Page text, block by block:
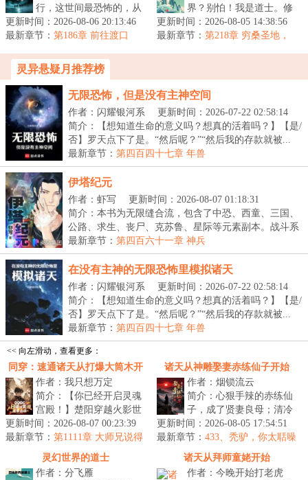
行，这世间最恐怖的，从
来都不是鬼……...
更新时间：2026-08-06 20:13:46
最新章节： 第186章 前往渡口
界？别怕！我是道士。修
道抓鬼、镇尸降妖，斩诸
天妖魔鬼怪。炼丹符箓、
更新时间：2026-08-05 14:38:56
最新章节： 第218章 穷桑圣地，
灵异悬疑月推荐榜
无限恐怖，但是没有主神空间
作者：闪耀银河系
更新时间：2026-07-22 02:58:14
简介：【想知道生命的意义吗？想真的活着吗？】【是/
否】罗天点下了是。“然后呢？”“然后我的存款就被...
最新章节： 第四百四十七章 年兽
伊塔纪元
作者：虾写
更新时间：2026-08-07 01:18:31
简介：本书为无限缝合流，包含了中恐、西童、三国、
公路、求生、丧尸、克苏鲁、星际等元素副本。战斗系
统...
最新章节： 第四百六十一章 神兵
在没有主神的无限恐怖里模拟诸天
作者：闪耀银河系
更新时间：2026-07-22 02:58:14
简介：【想知道生命的意义吗？想真的活着吗？】【是/
否】罗天点下了是。“然后呢？”“然后我的存款就被...
最新章节： 第四百四十七章 年兽
<< 向左滑动，查看更多：
同穿：速通诸天从打爆大筒木开
始
作者：我只想万定
简介：【你已经开启灵魂
宫殿！】楚阳穿越火影世
界，成为千手一族一员，
但似乎穿越的有点早，穿
越忍村都还...
更新时间：2026-08-07 00:23:39
最新章节： 第1111章 大师兄说得
诸天从神雕娶妻赤练仙子开始
作者：烟锁流云
简介：心狠手辣的赤练仙
子，成了贤妻良母；清冷
如仙的小龙女，也变得活
泼可爱。还有杨过……看
着自家这个...
更新时间：2026-08-05 17:54:51
最新章节： 433、秃驴，你太聒噪
灵幻世界的道士
作者：分飞雁
诸天从拜师童姥开始
作者：今晚开始打老虎